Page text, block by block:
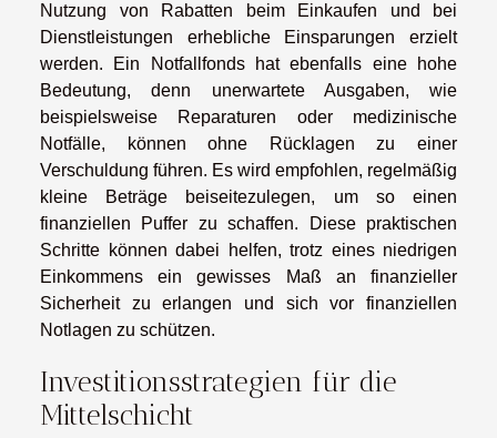
Nutzung von Rabatten beim Einkaufen und bei
Dienstleistungen erhebliche Einsparungen erzielt
werden. Ein Notfallfonds hat ebenfalls eine hohe
Bedeutung, denn unerwartete Ausgaben, wie
beispielsweise Reparaturen oder medizinische
Notfälle, können ohne Rücklagen zu einer
Verschuldung führen. Es wird empfohlen, regelmäßig
kleine Beträge beiseitezulegen, um so einen
finanziellen Puffer zu schaffen. Diese praktischen
Schritte können dabei helfen, trotz eines niedrigen
Einkommens ein gewisses Maß an finanzieller
Sicherheit zu erlangen und sich vor finanziellen
Notlagen zu schützen.
Investitionsstrategien für die
Mittelschicht